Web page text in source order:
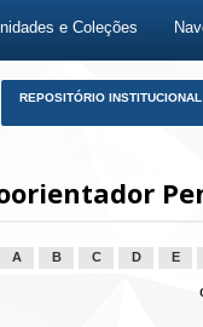
e Coleções
REPOSITÓRIO
A B C D E